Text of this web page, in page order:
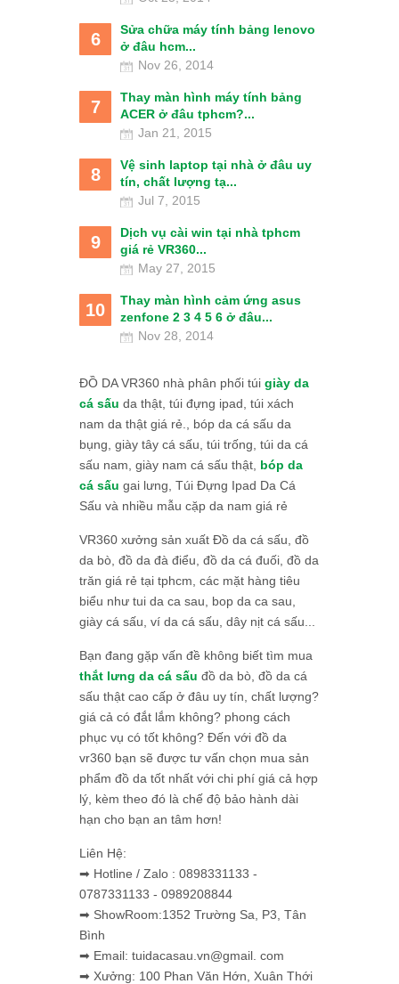
6
Sửa chữa máy tính bảng lenovo
ở đâu hcm...
Nov 26, 2014
7
Thay màn hình máy tính bảng
ACER ở đâu tphcm?...
Jan 21, 2015
8
Vệ sinh laptop tại nhà ở đâu uy
tín, chất lượng tạ...
Jul 7, 2015
9
Dịch vụ cài win tại nhà tphcm
giá rẻ VR360...
May 27, 2015
10
Thay màn hình cảm ứng asus
zenfone 2 3 4 5 6 ở đâu...
Nov 28, 2014
ĐỒ DA VR360 nhà phân phối túi giày da
cá sấu da thật, túi đựng ipad, túi xách
nam da thật giá rẻ., bóp da cá sấu da
bụng, giày tây cá sấu, túi trống, túi da cá
sấu nam, giày nam cá sấu thật, bóp da
cá sấu gai lưng, Túi Đựng Ipad Da Cá
Sấu và nhiều mẫu cặp da nam giá rẻ
VR360 xưởng sản xuất Đồ da cá sấu, đồ
da bò, đồ da đà điểu, đồ da cá đuối, đồ da
trăn giá rẻ tại tphcm, các mặt hàng tiêu
biểu như tui da ca sau, bop da ca sau,
giày cá sấu, ví da cá sấu, dây nịt cá sấu...
Bạn đang gặp vấn đề không biết tìm mua
thắt lưng da cá sấu đồ da bò, đồ da cá
sấu thật cao cấp ở đâu uy tín, chất lượng?
giá cả có đắt lắm không? phong cách
phục vụ có tốt không? Đến với đồ da
vr360 bạn sẽ được tư vấn chọn mua sản
phẩm đồ da tốt nhất với chi phí giá cả hợp
lý, kèm theo đó là chế độ bảo hành dài
hạn cho bạn an tâm hơn!
Liên Hệ:
➡ Hotline / Zalo : 0898331133 -
0787331133 - 0989208844
➡ ShowRoom:1352 Trường Sa, P3, Tân
Bình
➡ Email: tuidacasau.vn@gmail. com
➡ Xưởng: 100 Phan Văn Hớn, Xuân Thới